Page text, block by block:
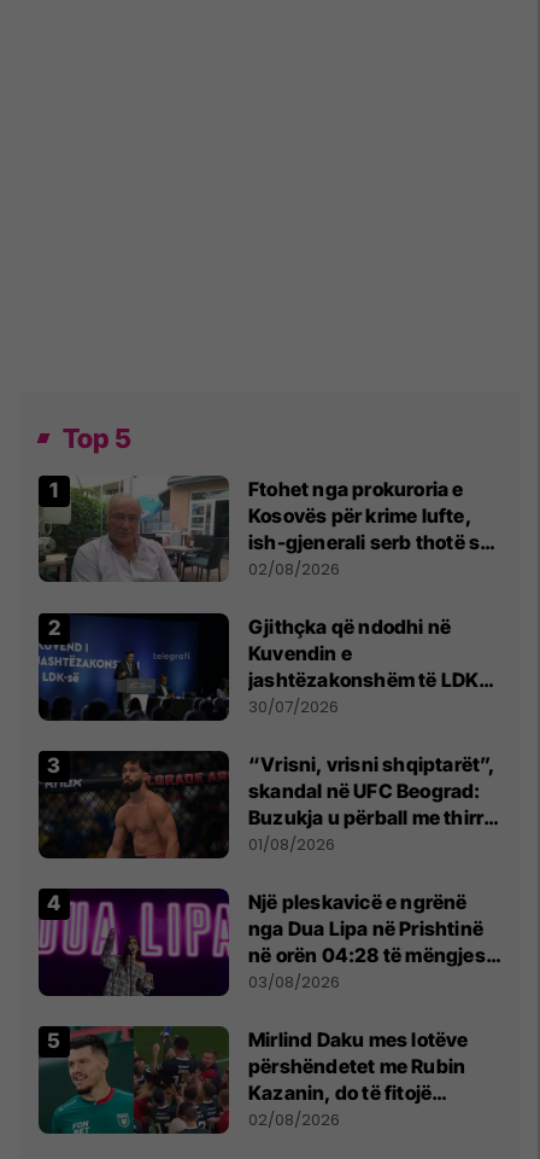
Top 5
Ftohet nga prokuroria e
Kosovës për krime lufte,
ish-gjenerali serb thotë se
dikush e tradhtoi në
02/08/2026
Gjithçka që ndodhi në
Kuvendin e
jashtëzakonshëm të LDK-
së
30/07/2026
“Vrisni, vrisni shqiptarët”,
skandal në UFC Beograd:
Buzukja u përball me thirrje
anti-shqiptare nga
01/08/2026
Një pleskavicë e ngrënë
nga Dua Lipa në Prishtinë
në orën 04:28 të mëngjesit
- dhe bota digjitale serbe
03/08/2026
Mirlind Daku mes lotëve
përshëndetet me Rubin
Kazanin, do të fitojë
miliona te Spartak Moska
02/08/2026